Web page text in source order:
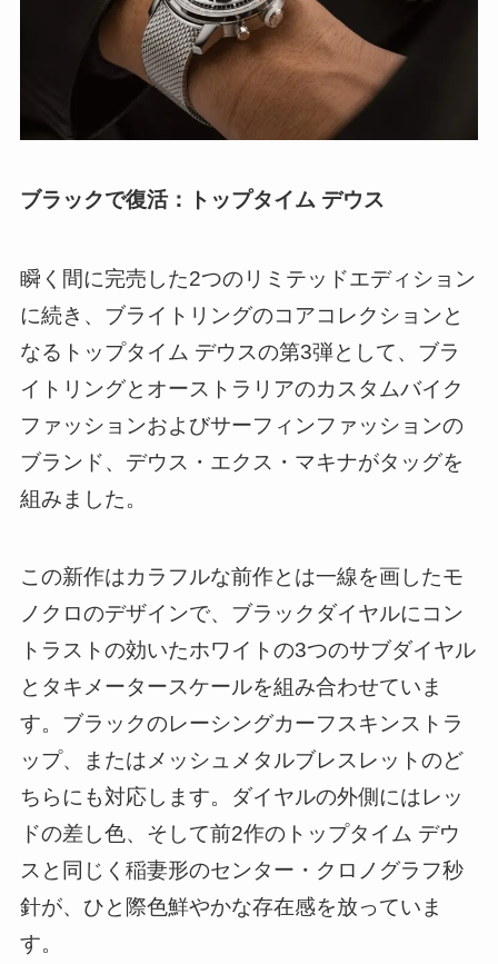
ブラックで復活：トップタイム デウス
瞬く間に完売した2つのリミテッドエディション
に続き、ブライトリングのコアコレクションと
なるトップタイム デウスの第3弾として、ブラ
イトリングとオーストラリアのカスタムバイク
ファッションおよびサーフィンファッションの
ブランド、デウス・エクス・マキナがタッグを
組みました。
この新作はカラフルな前作とは一線を画したモ
ノクロのデザインで、ブラックダイヤルにコン
トラストの効いたホワイトの3つのサブダイヤル
とタキメータースケールを組み合わせていま
す。ブラックのレーシングカーフスキンストラ
ップ、またはメッシュメタルブレスレットのど
ちらにも対応します。ダイヤルの外側にはレッ
ドの差し色、そして前2作のトップタイム デウ
スと同じく稲妻形のセンター・クロノグラフ秒
針が、ひと際色鮮やかな存在感を放っていま
す。